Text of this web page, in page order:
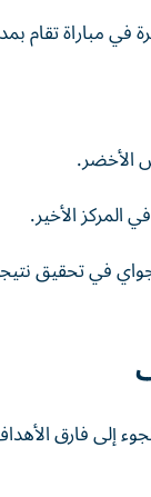
تقام بمدينة
الأخضر.
المركز الأخير.
في تحقيق نتيجة
إلى فارق